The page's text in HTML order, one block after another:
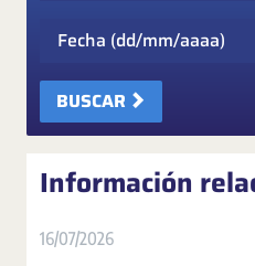
BUSCAR
Información
16/07/2026